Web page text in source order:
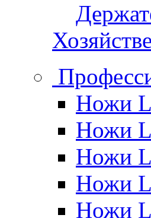
Ножи
Ножи
Ножи
Ножи
Ножи